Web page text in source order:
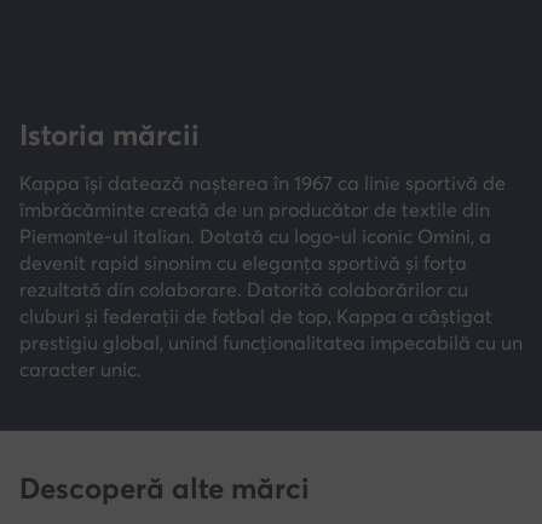
Istoria mărcii
Kappa își datează nașterea în 1967 ca linie sportivă de
îmbrăcăminte creată de un producător de textile din
Piemonte-ul italian. Dotată cu logo-ul iconic Omini, a
devenit rapid sinonim cu eleganța sportivă și forța
rezultată din colaborare. Datorită colaborărilor cu
cluburi și federații de fotbal de top, Kappa a câștigat
prestigiu global, unind funcționalitatea impecabilă cu un
caracter unic.
Descoperă alte mărci